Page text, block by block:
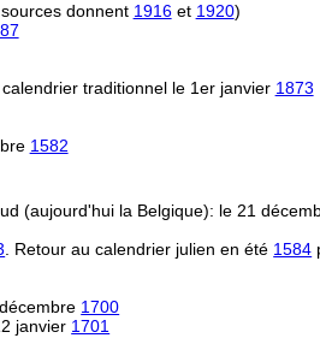
donnent 1916et 1920)
traditionnel le 1er janvier 1873
1582
(aujourd'hui la Belgique): le 21
. Retour au calendrier julien en été 1584
1700
janvier 1701